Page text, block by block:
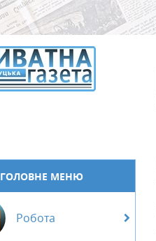
ГОЛОВНЕ МЕНЮ
Робота